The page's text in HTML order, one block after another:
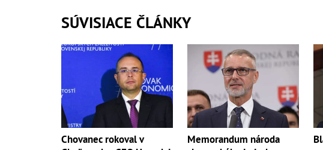
SÚVISIACE ČLÁNKY
Chovanec rokoval v
Memorandum národa